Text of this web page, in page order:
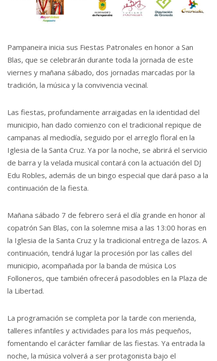
Pampaneira inicia sus Fiestas Patronales en honor a San
Blas, que se celebrarán durante toda la jornada de este
viernes y mañana sábado, dos jornadas marcadas por la
tradición, la música y la convivencia vecinal.
Las fiestas, profundamente arraigadas en la identidad del
municipio, han dado comienzo con el tradicional repique de
campanas al mediodía, seguido por el arreglo floral en la
Iglesia de la Santa Cruz. Ya por la noche, se abrirá el servicio
de barra y la velada musical contará con la actuación del DJ
Edu Robles, además de un bingo especial que dará paso a la
continuación de la fiesta.
Mañana sábado 7 de febrero será el día grande en honor al
copatrón San Blas, con la solemne misa a las 13:00 horas en
la Iglesia de la Santa Cruz y la tradicional entrega de lazos. A
continuación, tendrá lugar la procesión por las calles del
municipio, acompañada por la banda de música Los
Folloneros, que también ofrecerá pasodobles en la Plaza de
la Libertad.
La programación se completa por la tarde con merienda,
talleres infantiles y actividades para los más pequeños,
fomentando el carácter familiar de las fiestas. Ya entrada la
noche, la música volverá a ser protagonista bajo el